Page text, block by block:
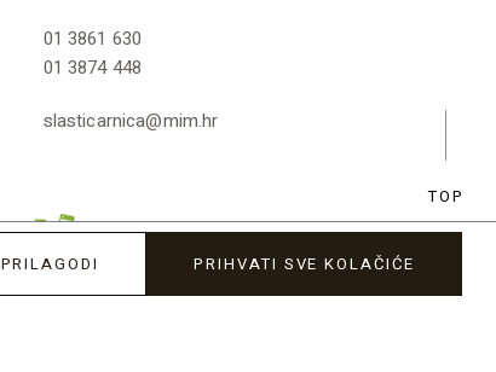
01 3861 630
01 3874 448
slasticarnica@mim.hr
TOP
PRILAGODI PRIHVATI SVE KOLAČIĆE